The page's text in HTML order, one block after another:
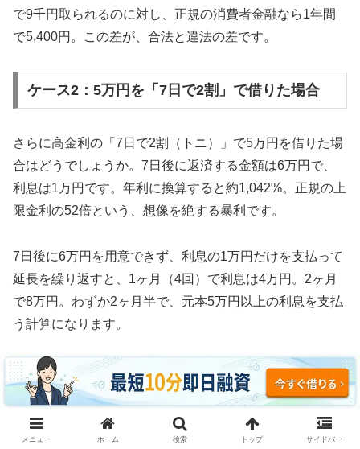
で9千円取られるのに対し、正規の消費者金融なら1年間
で5,400円。この差が、合法と違法の差です。
ケース2：5万円を「7日で2割」で借りた場合
さらに高金利の「7日で2割（トニ）」で5万円を借りた場
合はどうでしょうか。7日後に返済する金額は6万円で、
利息は1万円です。年利に換算すると約1,042%。正規の上
限金利の52倍という、想像を絶する暴利です。
7日後に6万円を用意できず、利息の1万円だけを支払って
延長を繰り返すと、1ヶ月（4回）で利息は4万円。2ヶ月
で8万円。わずか2ヶ月半で、元本5万円以上の利息を支払
う計算になります。
3ヶ月続けた場合、利息の支払い総額は約12万円。元本5
万円の2.4倍の利息を取られ、それでも借金は減っていま
せん。これがソフト闇金の実態です。
メニュー ホーム 検索 トップ サイドバー